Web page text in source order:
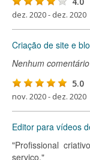
dez. 2020 - dez. 2020
Criação de site e
Nenhum comentário
5.0
nov. 2020 - dez. 2020
Editor para vídeos
"Profissional
serviço."